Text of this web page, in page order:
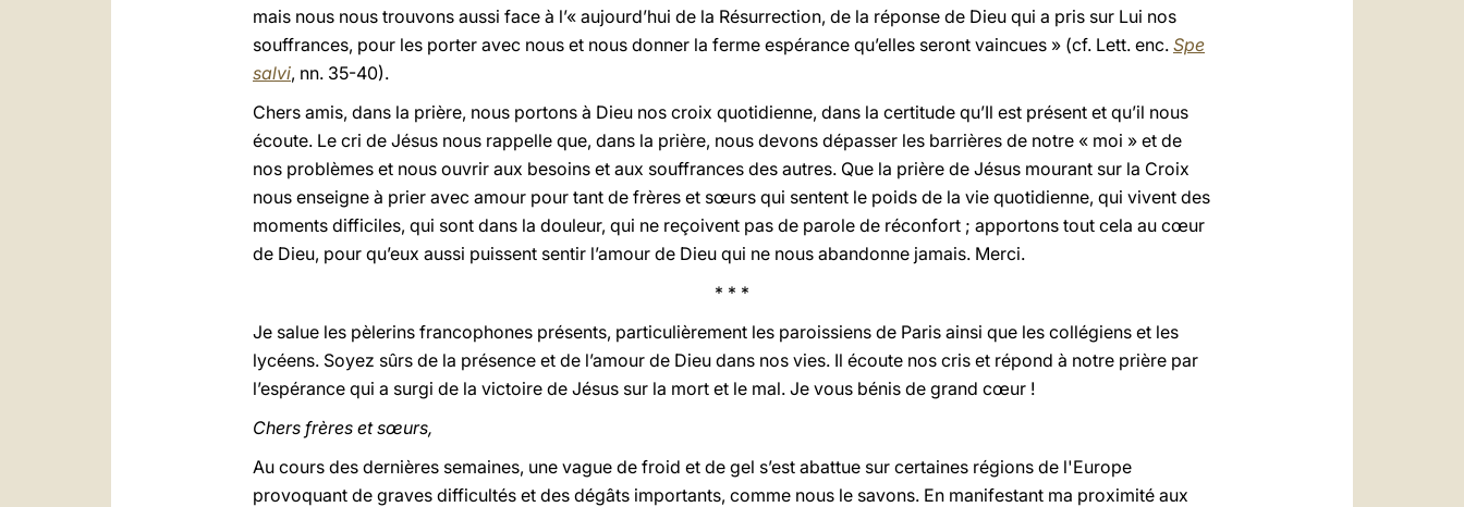
mais nous nous trouvons aussi face à l’« aujourd’hui de la Résurrection, de la réponse de Dieu qui a pris sur Lui nos
souffrances, pour les porter avec nous et nous donner la ferme espérance qu’elles seront vaincues » (cf. Lett. enc. Spe
salvi, nn. 35-40).
Chers amis, dans la prière, nous portons à Dieu nos croix quotidienne, dans la certitude qu’Il est présent et qu’il nous
écoute. Le cri de Jésus nous rappelle que, dans la prière, nous devons dépasser les barrières de notre « moi » et de
nos problèmes et nous ouvrir aux besoins et aux souffrances des autres. Que la prière de Jésus mourant sur la Croix
nous enseigne à prier avec amour pour tant de frères et sœurs qui sentent le poids de la vie quotidienne, qui vivent des
moments difficiles, qui sont dans la douleur, qui ne reçoivent pas de parole de réconfort ; apportons tout cela au cœur
de Dieu, pour qu’eux aussi puissent sentir l’amour de Dieu qui ne nous abandonne jamais. Merci.
* * *
Je salue les pèlerins francophones présents, particulièrement les paroissiens de Paris ainsi que les collégiens et les
lycéens. Soyez sûrs de la présence et de l’amour de Dieu dans nos vies. Il écoute nos cris et répond à notre prière par
l’espérance qui a surgi de la victoire de Jésus sur la mort et le mal. Je vous bénis de grand cœur !
Chers frères et sœurs,
Au cours des dernières semaines, une vague de froid et de gel s’est abattue sur certaines régions de l'Europe
provoquant de graves difficultés et des dégâts importants, comme nous le savons. En manifestant ma proximité aux